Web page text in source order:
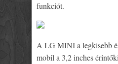
funkciót.
A LG MINI a legkisebb
mobil a 3,2 inches